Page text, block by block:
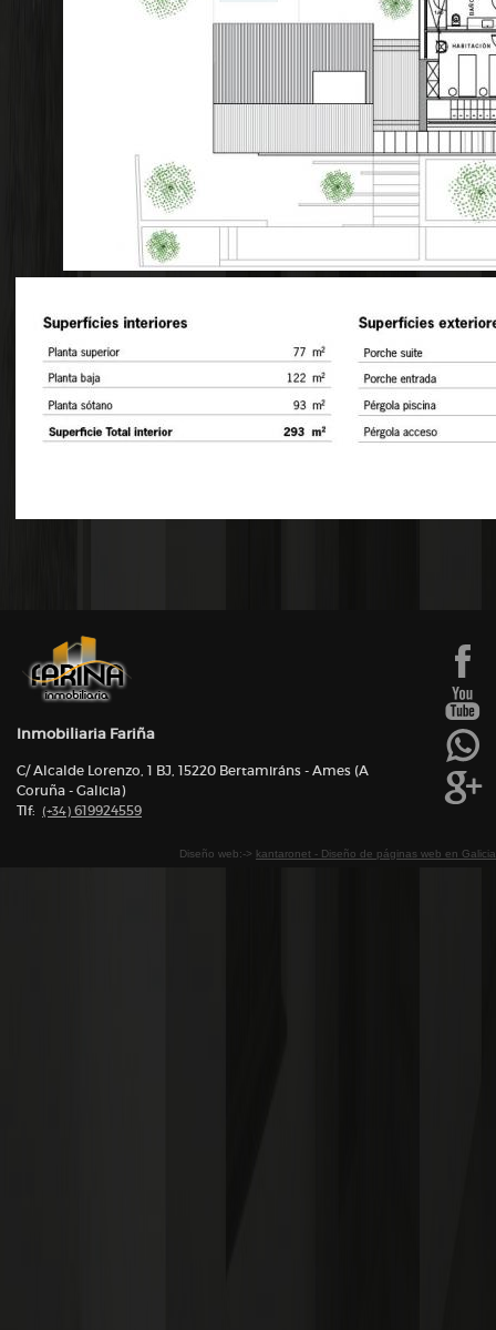
Inmobiliaria Fariña
C/ Alcalde Lorenzo, 1 BJ, 15220 Bertamiráns - Ames (A
Coruña - Galicia)
Tlf: (+34) 619924559
Diseño web:-> kantaronet - Diseño de páginas web en Galicia